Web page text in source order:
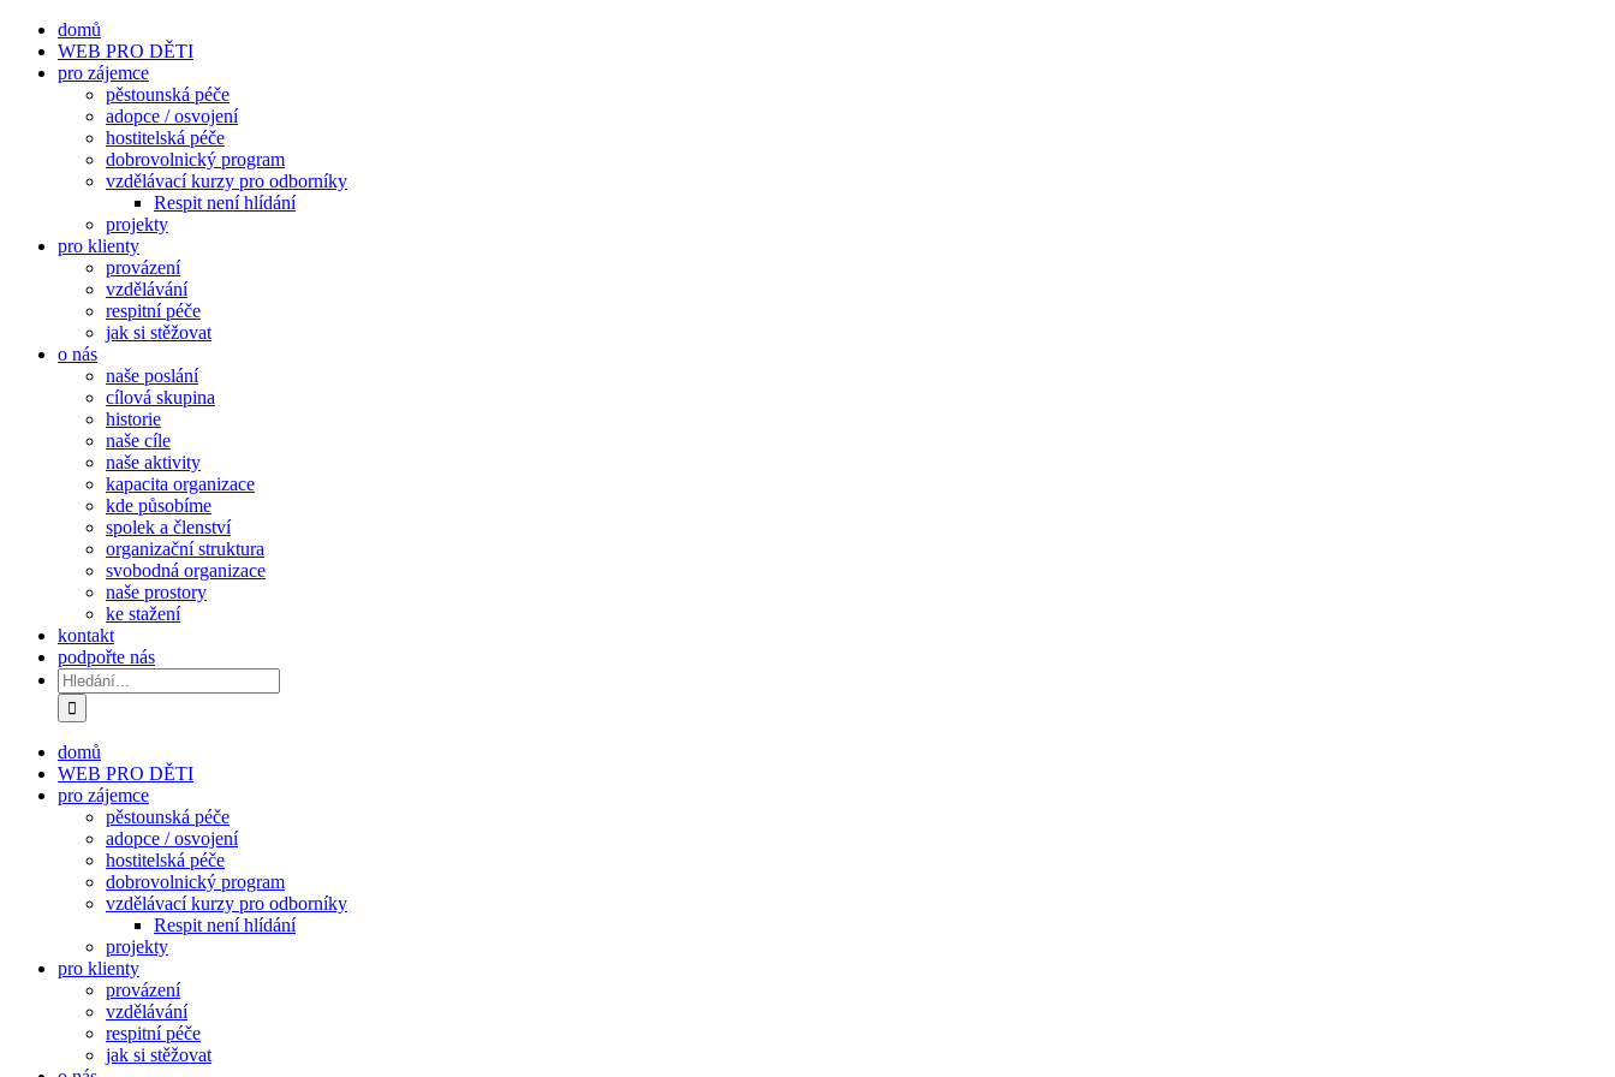
Přeskočit
obsah
domů
WEB PRO DĚTI
pro zájemce
pěstounská péče
adopce / osvojení
hostitelská péče
dobrovolnický program
vzdělávací kurzy pro odborníky
Respit není hlídání
projekty
pro klienty
provázení
vzdělávání
respitní péče
jak si stěžovat
o nás
naše poslání
cílová skupina
historie
naše cíle
naše aktivity
kapacita organizace
kde působíme
spolek a členství
organizační struktura
svobodná organizace
naše prostory
ke stažení
kontakt
podpořte nás
Hledat:
domů
WEB PRO DĚTI
pro zájemce
pěstounská péče
adopce / osvojení
hostitelská péče
dobrovolnický program
vzdělávací kurzy pro odborníky
Respit není hlídání
projekty
pro klienty
provázení
vzdělávání
respitní péče
jak si stěžovat